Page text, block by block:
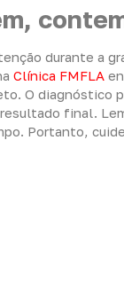
durante a
Clínica FMFLA
O diagnóstico
final.
Portanto,